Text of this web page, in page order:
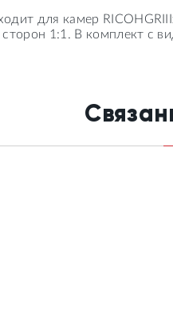
для камер
1:1. В комплект с